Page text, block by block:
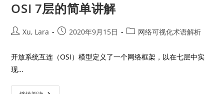
OSI 7层的简单讲解
Xu, Lara 2020年9月15日 网络可视化术语解析
开放系统互连（OSI）模型定义了一个网络框架，以在七层中实
现…